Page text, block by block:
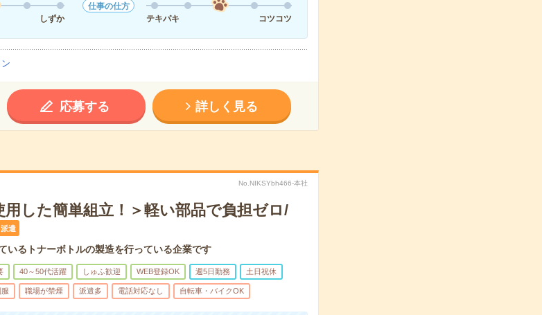
しずか
仕事の仕方
テキパキ
コツコツ
応募する 詳しく見る
No.NIKSYbh466-本社
用した簡単組立！＞軽い部品で負担ゼロ/
派遣
いるトナーボトルの製造を行っている企業です
40～50代活躍 しゅふ歓迎 WEB登録OK 週5日勤務 土日祝休
職場が禁煙 派遣多 電話対応なし 自転車・バイクOK